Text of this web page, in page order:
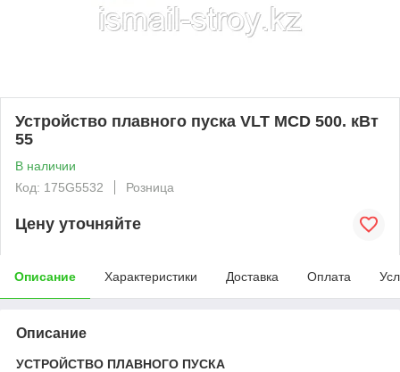
Устройство плавного пуска VLT MCD 500. кВт
55
В наличии
Код: 175G5532
Розница
Цену уточняйте
Описание Характеристики Доставка Оплата
Описание
УСТРОЙСТВО ПЛАВНОГО ПУСКА